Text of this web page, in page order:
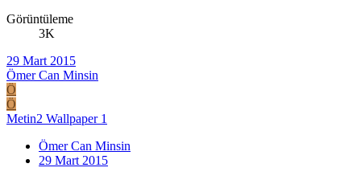
Görüntüleme
3K
29 Mart 2015
Ömer Can Minsin
Ö
Ö
Metin2 Wallpaper 1
Ömer Can Minsin
29 Mart 2015